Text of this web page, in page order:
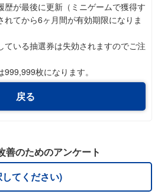
歴が最後に更新（ミニゲームで獲得す
れてから6ヶ月間が有効期限になりま
ている抽選券は失効されますのでご注
枚になります。
戻る
善のためのアンケート
てください)